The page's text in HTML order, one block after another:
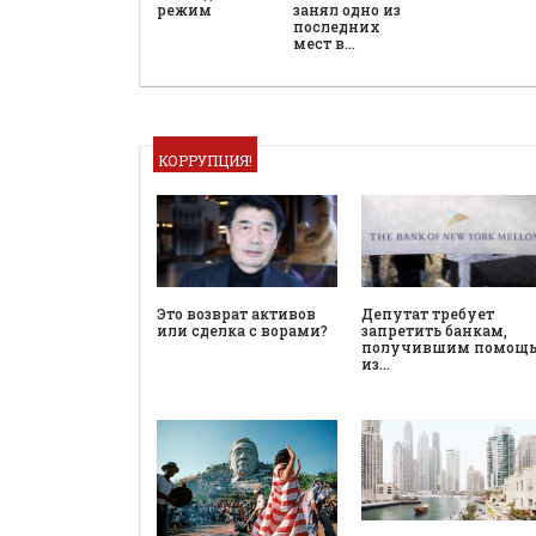
режим
занял одно из
последних
мест в…
КОРРУПЦИЯ!
Это возврат активов
или сделка с ворами?
Депутат требует
запретить банкам,
получившим помощь
из…